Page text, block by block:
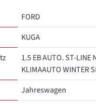
FORD
KUGA
1.5 EB AUTO. ST-LINE
KLIMAAUTO WINTER
Jahreswagen